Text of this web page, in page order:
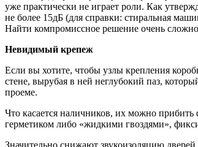
уже практически не играет роли. Как
не более 15дБ (для справки: стиральная
Найти компромиссное решение очень
Невидимый крепеж
Если вы хотите, чтобы узлы крепления
стене, вырубая в ней неглубокий паз,
проеме.
Что касается наличников, их можно
герметиком либо «жидкими гвоздями»,